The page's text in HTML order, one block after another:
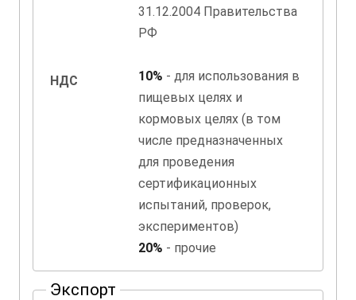
НДС
31.12.2004 Правительства
РФ
10% - для использования в
пищевых целях и
кормовых целях (в том
числе предназначенных
для проведения
сертификационных
испытаний, проверок,
экспериментов)
20% - прочие
Экспорт